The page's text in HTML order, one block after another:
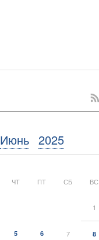
Июнь 2025
ЧТ ПТ СБ ВС
1
5 6 7 8